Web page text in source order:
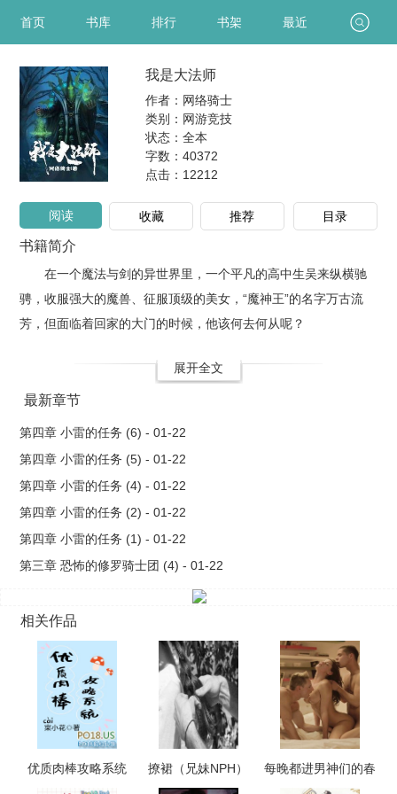
首页 书库 排行 书架 最近
我是大法师
作者：网络骑士
类别：网游竞技
状态：全本
字数：40372
点击： 12212
阅读 收藏 推荐 目录
书籍简介
在一个魔法与剑的异世界里，一个平凡的高中生吴来纵横驰
骋，收服强大的魔兽、征服顶级的美女，“魔神王”的名字万古流
芳，但面临着回家的大门的时候，他该何去何从呢？
展开全文
最新章节
第四章 小雷的任务 (6) - 01-22
第四章 小雷的任务 (5) - 01-22
第四章 小雷的任务 (4) - 01-22
第四章 小雷的任务 (2) - 01-22
第四章 小雷的任务 (1) - 01-22
第三章 恐怖的修罗骑士团 (4) - 01-22
相关作品
优质肉棒攻略系统
撩裙（兄妹NPH）
每晚都进男神们的春